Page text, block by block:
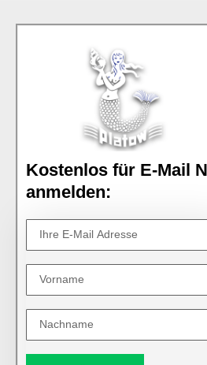
Kostenlos für E-Mail
anmelden: